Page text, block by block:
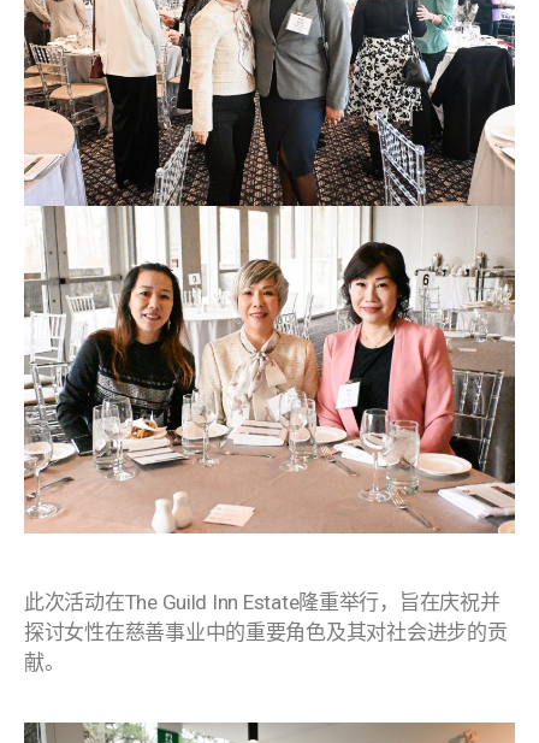
此次活动在The Guild Inn Estate隆重举行，旨在庆祝并
探讨女性在慈善事业中的重要角色及其对社会进步的贡
献。